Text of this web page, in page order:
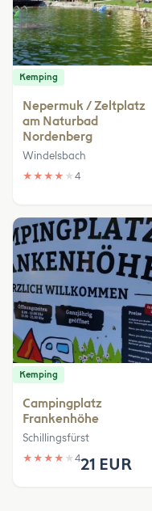
Kemping
Nepermuk / Zeltplatz
am Naturbad
Nordenberg
Windelsbach
★ ★ ★ ★ ★ 4
Kemping
Campingplatz
Frankenhöhe
Schillingsfürst
★ ★ ★ ★ ★ 421 EUR